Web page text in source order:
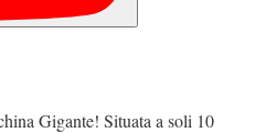
Gigante! Situata a soli 10